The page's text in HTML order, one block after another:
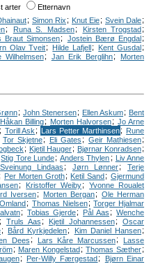
arter Etternavn
; Simon Rix ; Knut Eie; Svein Dale;
; Runa S. Madsen; Kirsten Trogstad;
Braut Simonsen; Jostein Bærø Engdal;
Olav Tveit; Hilde Lafjell; Kent Gusdal;
Wilhelmsen; Jan Erik Berglihn;
Morten
; John Stenersen; Ellen Askum; Bent
Håkan Billing; Morten Halvorsen; Jo Arne
; Torill Ask ; Lars Petter Marthinsen; Rune
Tor Skjetne; Eli Gates ; Geir Mathiesen;
; Kjetil Hauger; Bjørnar Konradsen;
Stig Tore Lunde; Anders Thylen ; Liv Anne
Sveinung Lindaas ; Jørn Lønner; Terje
Per Morten Groth ; Ketil Sand; Gjermund
; Kristoffer Weiby; Yvonne Roualet
Iversen; Morten Bergan; Ole Herman
; Thomas Nielsen; Torger Hjalmar
; Tobias Gjerde; Pål Aas ; Wenche
; Truls Aas ; Kjetil Johannessen ; Oscar
; Bård Kyrkjedelen; Kim Daniel Hansen;
Dees ; Lars Kåre Marcussen;
Lasse
; Maren Kongelstad; Thomas Sæther;
; Per-Willy Færgestad;
Bjørn Einar